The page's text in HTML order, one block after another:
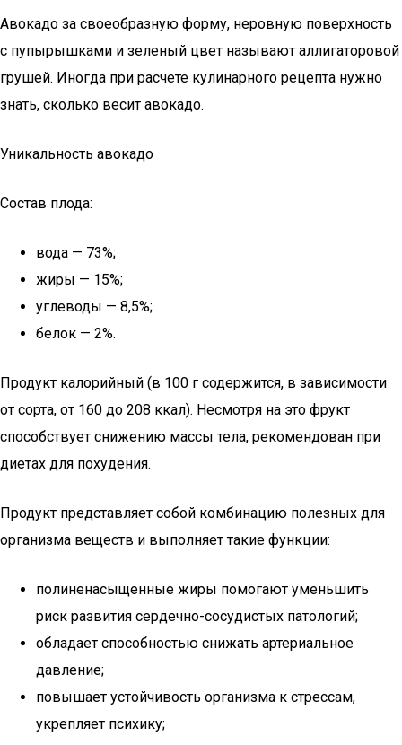
Авокадо за своеобразную форму, неровную поверхность
с пупырышками и зеленый цвет называют аллигаторовой
грушей. Иногда при расчете кулинарного рецепта нужно
знать, сколько весит авокадо.
Уникальность авокадо
Состав плода:
вода — 73%;
жиры — 15%;
углеводы — 8,5%;
белок — 2%.
Продукт калорийный (в 100 г содержится, в зависимости
от сорта, от 160 до 208 ккал). Несмотря на это фрукт
способствует снижению массы тела, рекомендован при
диетах для похудения.
Продукт представляет собой комбинацию полезных для
организма веществ и выполняет такие функции:
полиненасыщенные жиры помогают уменьшить
риск развития сердечно-сосудистых патологий;
обладает способностью снижать артериальное
давление;
повышает устойчивость организма к стрессам,
укрепляет психику;